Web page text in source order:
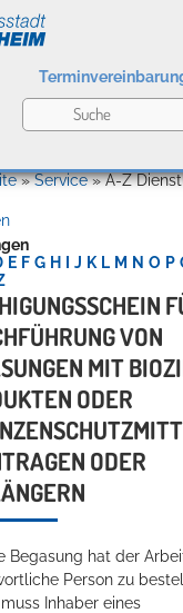
Kultur
»Service»A-Z
E F G H J K L M N O P
VON
MIT
ODER
ODER
Begasung hat der
Person zu
Inhaber eines